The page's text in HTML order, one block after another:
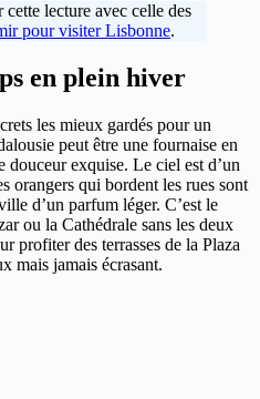
lecture avec celle des
pour visiter Lisbonne.
en plein hiver
les mieux gardés pour un
peut être une fournaise en
douceur exquise. Le ciel est d’un
orangers qui bordent les rues sont
d’un parfum léger. C’est le
ou la Cathédrale sans les deux
profiter des terrasses de la Plaza
mais jamais écrasant.